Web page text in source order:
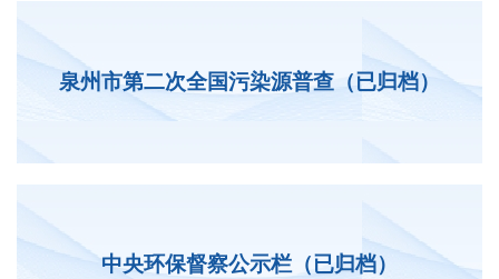
泉州市第二次全国污染源普查（已归档）
中央环保督察公示栏（已归档）